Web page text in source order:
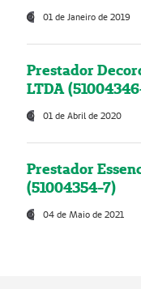
01 de Janeiro de 2019
Prestador
LTDA
01 de Abril de 2020
Prestador
(51004354-7)
04 de Maio de 2021